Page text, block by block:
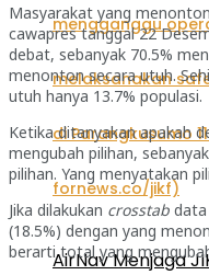
AirNav Menjaga
Masyarakat yang
cawapres tanggal 22
debat, sebanyak 70.5%
menonton secara utuh.
utuh hanya 13.7% populasi.
Ketika ditanyakan apakah
mengubah pilihan,
pilihan. Yang menyatakan
Jika dilakukan crosstab data
(18.5%) dengan yang
berarti total yang